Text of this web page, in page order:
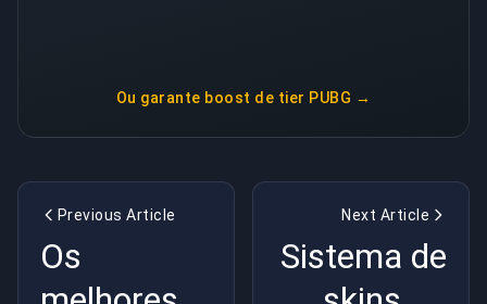
Ou garante boost de tier PUBG →
Previous Article
Os
Next Article
Sistema de